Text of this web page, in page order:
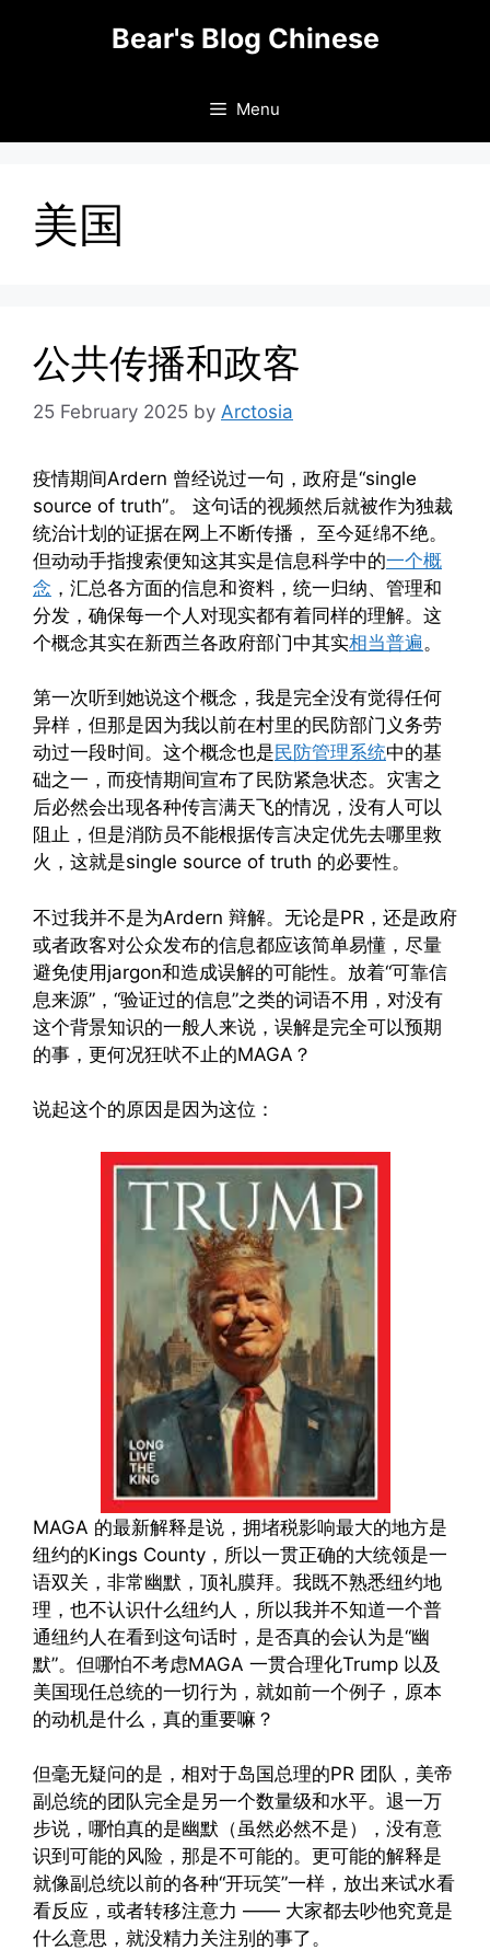
Bear's Blog Chinese
Menu
美国
公共传播和政客
25 February 2025 by Arctosia
疫情期间Ardern 曾经说过一句，政府是“single
source of truth”。 这句话的视频然后就被作为独裁
统治计划的证据在网上不断传播， 至今延绵不绝。
但动动手指搜索便知这其实是信息科学中的一个概
念 ，汇总各方面的信息和资料，统一归纳、管理和
分发，确保每一个人对现实都有着同样的理解。这
个概念其实在新西兰各政府部门中其实相当普遍 。
第一次听到她说这个概念，我是完全没有觉得任何
异样，但那是因为我以前在村里的民防部门义务劳
动过一段时间。这个概念也是民防管理系统中的基
础之一，而疫情期间宣布了民防紧急状态。灾害之
后必然会出现各种传言满天飞的情况，没有人可以
阻止，但是消防员不能根据传言决定优先去哪里救
火，这就是single source of truth 的必要性。
不过我并不是为Ardern 辩解。无论是PR，还是政府
或者政客对公众发布的信息都应该简单易懂，尽量
避免使用jargon和造成误解的可能性。放着“可靠信
息来源”，“验证过的信息”之类的词语不用，对没有
这个背景知识的一般人来说，误解是完全可以预期
的事，更何况狂吠不止的MAGA？
说起这个的原因是因为这位：
MAGA 的最新解释是说，拥堵税影响最大的地方是
纽约的Kings County，所以一贯正确的大统领是一
语双关，非常幽默，顶礼膜拜。我既不熟悉纽约地
理，也不认识什么纽约人，所以我并不知道一个普
通纽约人在看到这句话时，是否真的会认为是“幽
默”。但哪怕不考虑MAGA 一贯合理化Trump 以及
美国现任总统的一切行为，就如前一个例子，原本
的动机是什么，真的重要嘛？
但毫无疑问的是，相对于岛国总理的PR 团队，美帝
副总统的团队完全是另一个数量级和水平。退一万
步说，哪怕真的是幽默（虽然必然不是），没有意
识到可能的风险，那是不可能的。更可能的解释是
就像副总统以前的各种“开玩笑”一样，放出来试水看
看反应，或者转移注意力 —— 大家都去吵他究竟是
什么意思，就没精力关注别的事了。